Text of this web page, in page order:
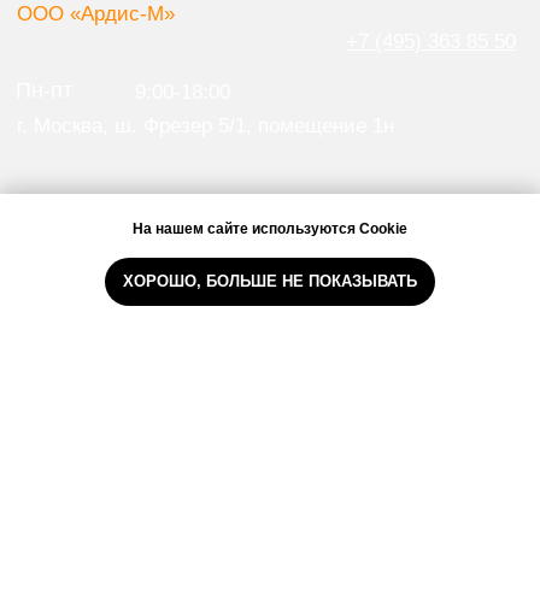
Наши мессенджеры
На нашем сайте используются Cookie
ХОРОШО, БОЛЬШЕ НЕ ПОКАЗЫВАТЬ